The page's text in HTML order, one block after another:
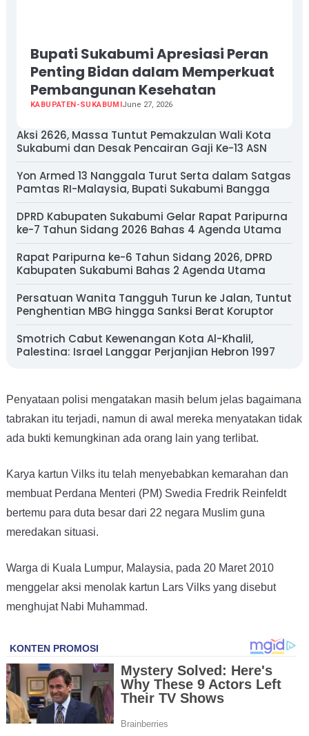
Bupati Sukabumi Apresiasi Peran
Penting Bidan dalam Memperkuat
Pembangunan Kesehatan
KABUPATEN-SUKABUMIJune 27, 2026
Aksi 2626, Massa Tuntut Pemakzulan Wali Kota
Sukabumi dan Desak Pencairan Gaji Ke-13 ASN
Yon Armed 13 Nanggala Turut Serta dalam Satgas
Pamtas RI-Malaysia, Bupati Sukabumi Bangga
DPRD Kabupaten Sukabumi Gelar Rapat Paripurna
ke-7 Tahun Sidang 2026 Bahas 4 Agenda Utama
Rapat Paripurna ke-6 Tahun Sidang 2026, DPRD
Kabupaten Sukabumi Bahas 2 Agenda Utama
Persatuan Wanita Tangguh Turun ke Jalan, Tuntut
Penghentian MBG hingga Sanksi Berat Koruptor
Smotrich Cabut Kewenangan Kota Al-Khalil,
Palestina: Israel Langgar Perjanjian Hebron 1997
Penyataan polisi mengatakan masih belum jelas bagaimana
tabrakan itu terjadi, namun di awal mereka menyatakan tidak
ada bukti kemungkinan ada orang lain yang terlibat.
Karya kartun Vilks itu telah menyebabkan kemarahan dan
membuat Perdana Menteri (PM) Swedia Fredrik Reinfeldt
bertemu para duta besar dari 22 negara Muslim guna
meredakan situasi.
Warga di Kuala Lumpur, Malaysia, pada 20 Maret 2010
menggelar aksi menolak kartun Lars Vilks yang disebut
menghujat Nabi Muhammad.